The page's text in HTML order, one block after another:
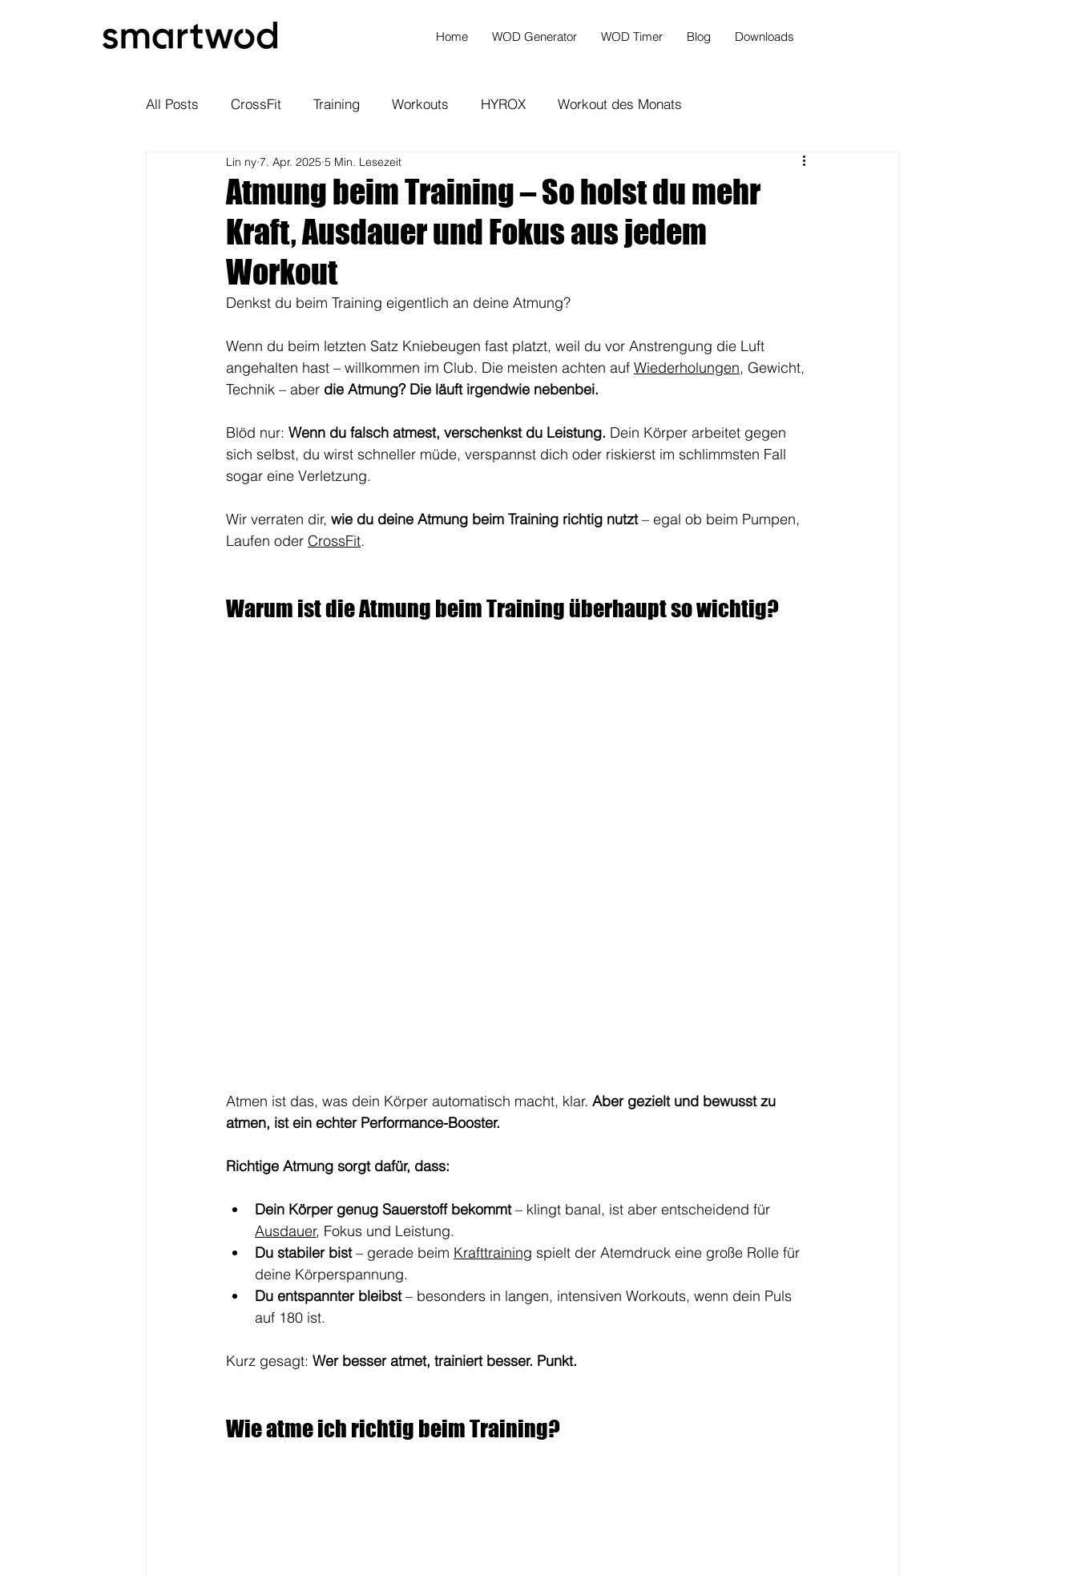
Home WOD Generator WOD Timer Blog Downloads
All Posts CrossFit Training Workouts HYROX Workout des Monats
Atmung beim Training – So holst du mehr
Kraft, Ausdauer und Fokus aus jedem
Workout
Lin ny 7. Apr. 2025 5 Min. Lesezeit
Denkst du beim Training eigentlich an deine Atmung?
Wenn du beim letzten Satz Kniebeugen fast platzt, weil du vor Anstrengung die Luft
angehalten hast – willkommen im Club. Die meisten achten auf Wiederholungen, Gewicht,
Technik – aber die Atmung? Die läuft irgendwie nebenbei.
Blöd nur: Wenn du falsch atmest, verschenkst du Leistung. Dein Körper arbeitet gegen
sich selbst, du wirst schneller müde, verspannst dich oder riskierst im schlimmsten Fall
sogar eine Verletzung.
Wir verraten dir, wie du deine Atmung beim Training richtig nutzt – egal ob beim Pumpen,
Laufen oder CrossFit.
Warum ist die Atmung beim Training überhaupt so wichtig?
Atmen ist das, was dein Körper automatisch macht, klar. Aber gezielt und bewusst zu
atmen, ist ein echter Performance-Booster.
Richtige Atmung sorgt dafür, dass:
Dein Körper genug Sauerstoff bekommt – klingt banal, ist aber entscheidend für
Ausdauer, Fokus und Leistung.
Du stabiler bist – gerade beim Krafttraining spielt der Atemdruck eine große Rolle für
deine Körperspannung.
Du entspannter bleibst – besonders in langen, intensiven Workouts, wenn dein Puls
auf 180 ist.
Kurz gesagt: Wer besser atmet, trainiert besser. Punkt.
Wie atme ich richtig beim Training?